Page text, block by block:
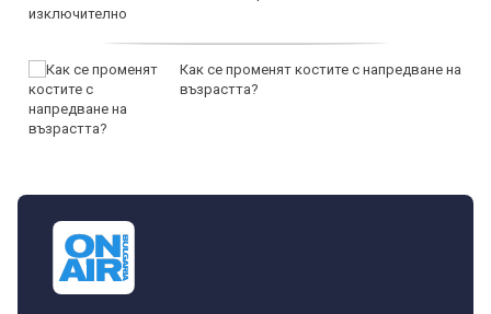
Как се променят костите с напредване на
възрастта?